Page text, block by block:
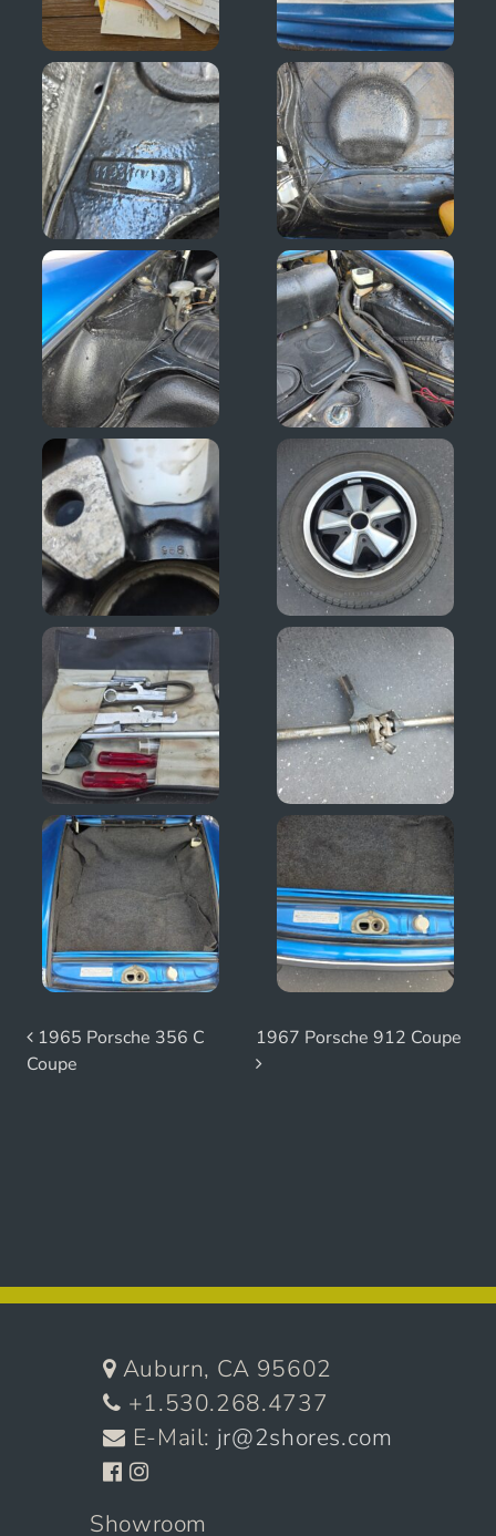
Beitrags-Navigation
1965 Porsche 356 C
Coupe
1967 Porsche 912 Coupe
Auburn, CA 95602
+1.530.268.4737
E-Mail: jr@2shores.com
Showroom